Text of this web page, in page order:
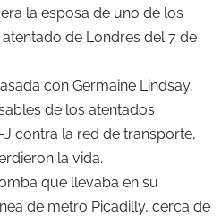
la esposa de uno de los
de Londres del 7 de
con Germaine Lindsay,
de los atentados
contra la red de transporte,
la vida.
que llevaba en su
de metro Picadilly, cerca de